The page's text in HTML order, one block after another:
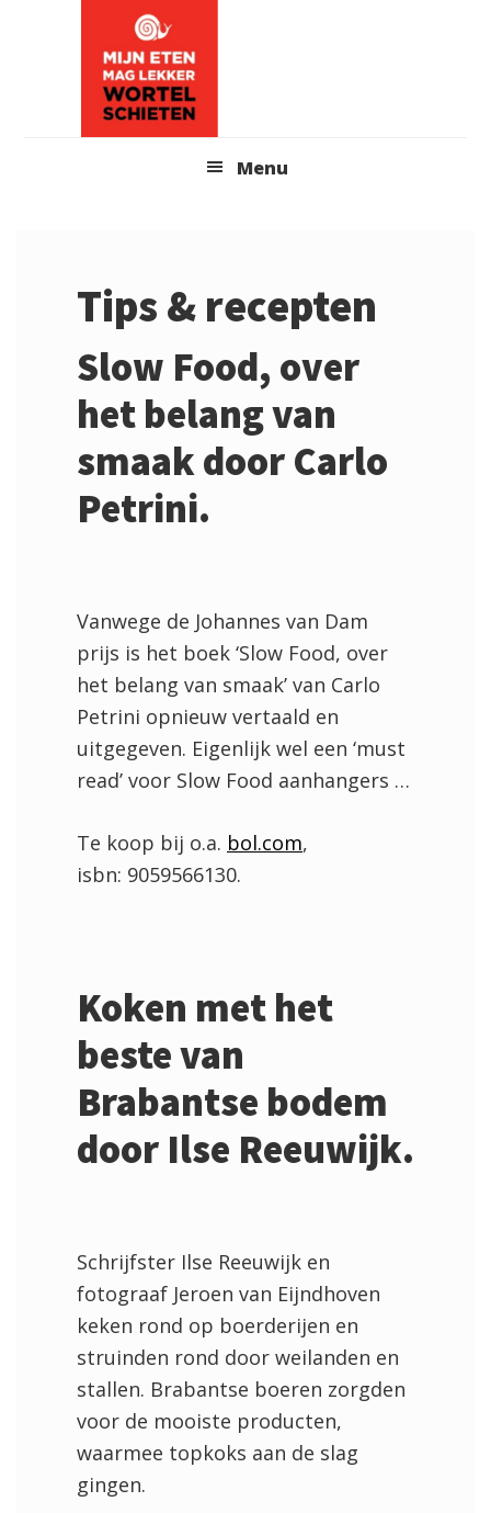
Menu
Tips & recepten
Slow Food, over
het belang van
smaak door Carlo
Petrini.
Vanwege de Johannes van Dam
prijs is het boek ‘Slow Food, over
het belang van smaak’ van Carlo
Petrini opnieuw vertaald en
uitgegeven. Eigenlijk wel een ‘must
read’ voor Slow Food aanhangers …
Te koop bij o.a. bol.com,
isbn: 9059566130.
Koken met het
beste van
Brabantse bodem
door Ilse Reeuwijk.
Schrijfster Ilse Reeuwijk en
fotograaf Jeroen van Eijndhoven
keken rond op boerderijen en
struinden rond door weilanden en
stallen. Brabantse boeren zorgden
voor de mooiste producten,
waarmee topkoks aan de slag
gingen.